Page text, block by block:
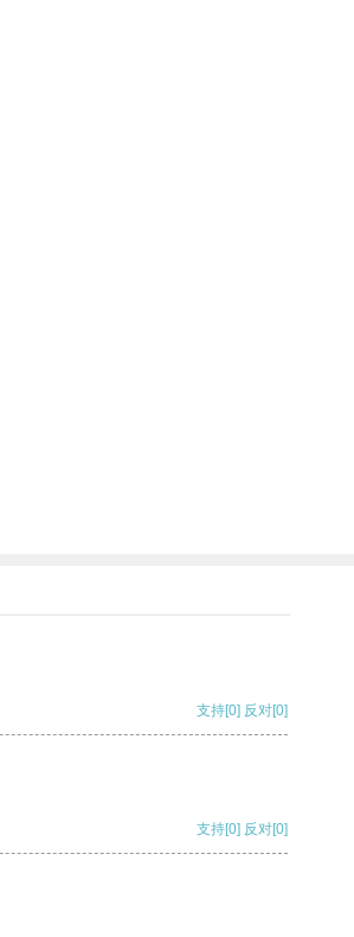
支持[0] 反对[0]
支持[0] 反对[0]